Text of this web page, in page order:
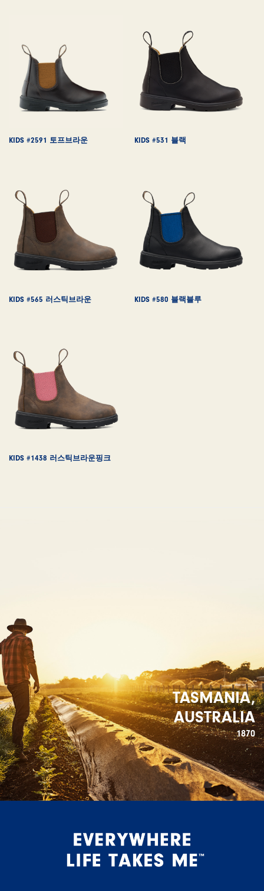
KIDS #2591 토프브라운 KIDS #531 블랙
KIDS #565 러스틱브라운 KIDS #580 블랙블루
KIDS #1438 러스틱브라운핑크
TASMANIA,
AUSTRALIA
1870